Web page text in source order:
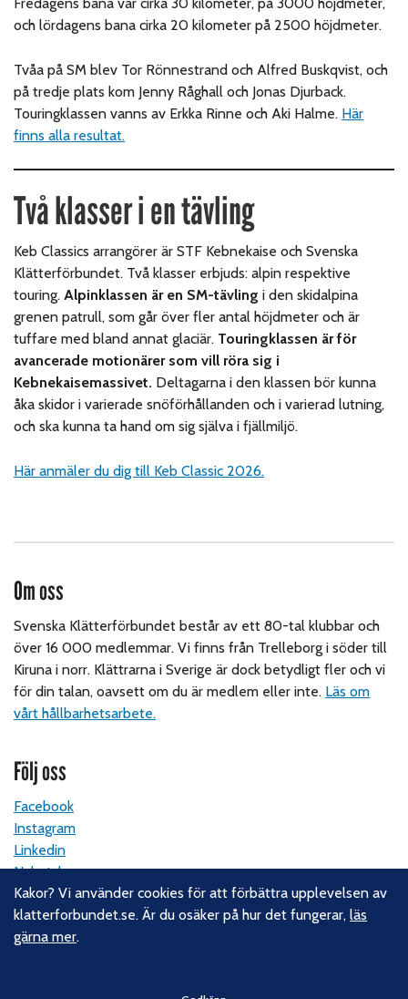
och lördagens bana cirka 20 kilometer på 2500 höjdmeter.
Tvåa på SM blev Tor Rönnestrand och Alfred Buskqvist, och
på tredje plats kom Jenny Råghall och Jonas Djurback.
Touringklassen vanns av Erkka Rinne och Aki Halme. Här
finns alla resultat.
Två klasser i en tävling
Keb Classics arrangörer är STF Kebnekaise och Svenska
Klätterförbundet. Två klasser erbjuds: alpin respektive
touring.Alpinklassen är en SM-tävling i den skidalpina
grenen patrull, som går över fler antal höjdmeter och är
tuffare med bland annat glaciär. Touringklassen är för
avancerade motionärer som vill röra sig i
Kebnekaisemassivet. Deltagarna i den klassen bör kunna
åka skidor i varierade snöförhållanden och i varierad lutning,
och ska kunna ta hand om sig själva i fjällmiljö.
Här anmäler du dig till Keb Classic 2026.
Om oss
Svenska Klätterförbundet består av ett 80-tal klubbar och
över 16 000 medlemmar. Vi finns från Trelleborg i söder till
Kiruna i norr. Klättrarna i Sverige är dock betydligt fler och vi
för din talan, oavsett om du är medlem eller inte. Läs om
vårt hållbarhetsarbete.
Följ oss
Facebook
Instagram
Linkedin
Nyhetsbrev
Kontakt
Kakor? Vi använder cookies för att förbättra upplevelsen av
klatterforbundet.se. Är du osäker på hur det fungerar,läs
gärna mer.